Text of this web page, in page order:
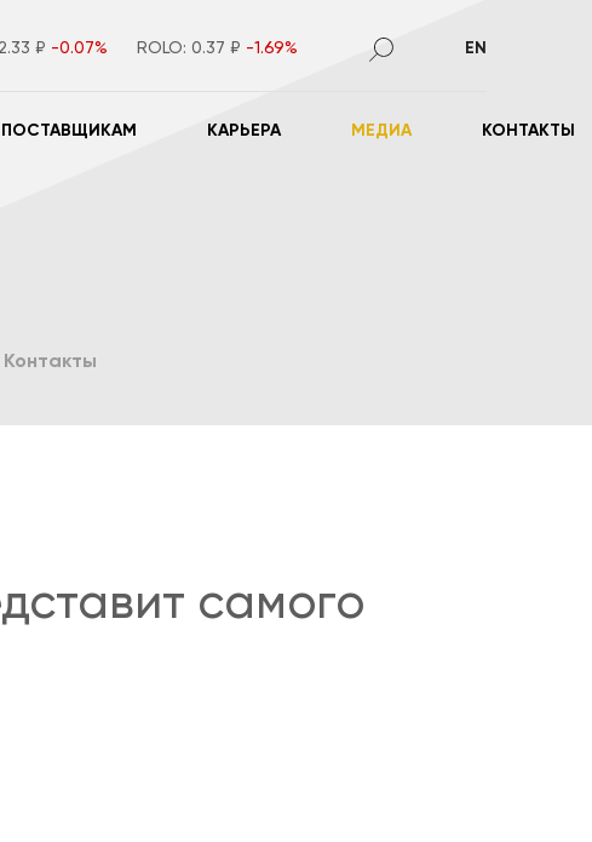
₽ -0.07% ROLO: 0.37 ₽ -1.69% EN
ПОСТАВЩИКАМ КАРЬЕРА МЕДИА КОНТАКТЫ
Контакты
самого